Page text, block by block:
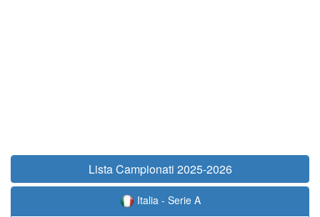
Lista Campionati 2025-2026
Italia - Serie A